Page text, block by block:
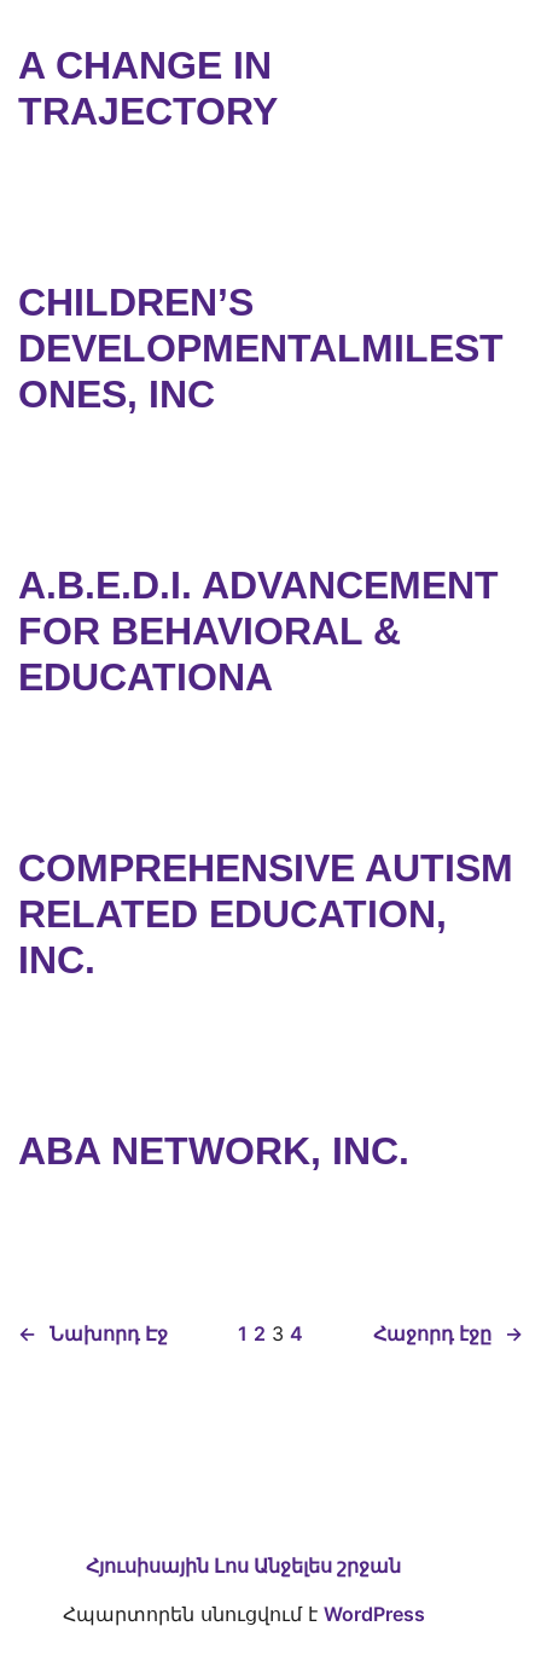
A CHANGE IN
TRAJECTORY
CHILDREN’S
DEVELOPMENTALMILEST
ONES, INC
A.B.E.D.I. ADVANCEMENT
FOR BEHAVIORAL &
EDUCATIONA
COMPREHENSIVE AUTISM
RELATED EDUCATION,
INC.
ABA NETWORK, INC.
← Նախորդ Էջ 1 2 3 4 Հաջորդ էջը →
Հյուսիսային Լոս Անջելես շրջան
Հպարտորեն սնուցվում է WordPress